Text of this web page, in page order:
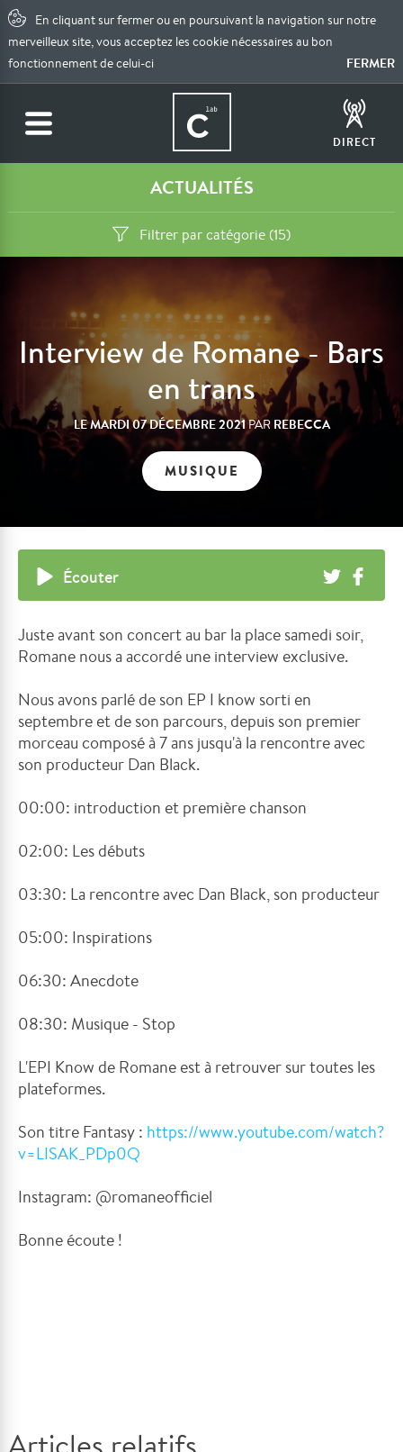
En cliquant sur fermer ou en poursuivant la navigation sur notre
merveilleux site, vous acceptez les cookie nécessaires au bon
fonctionnement de celui-ci
FERMER
DIRECT
ACTUALITÉS
Filtrer par catégorie (15)
Interview de Romane - Bars
en trans
LEMARDI 07 DÉCEMBRE 2021PARREBECCA
MUSIQUE
Écouter
Juste avant son concert au bar la place samedi soir,
Romane nous a accordé une interview exclusive.
Nous avons parlé de son EP I know sorti en
septembre et de son parcours, depuis son premier
morceau composé à 7 ans jusqu'à la rencontre avec
son producteur Dan Black.
00:00: introduction et première chanson
02:00: Les débuts
03:30: La rencontre avec Dan Black, son producteur
05:00: Inspirations
06:30: Anecdote
08:30: Musique - Stop
L'EPI Know de Romane est à retrouver sur toutes les
plateformes.
Son titre Fantasy : https://www.youtube.com/watch?
v=LISAK_PDp0Q
Instagram: @romaneofficiel
Bonne écoute !